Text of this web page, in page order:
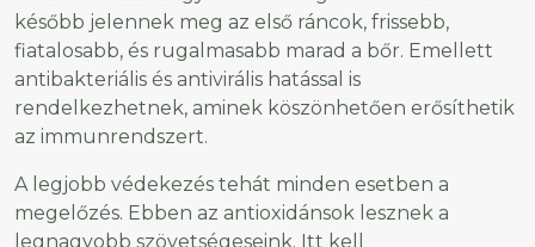
később jelennek meg az első ráncok, frissebb,
fiatalosabb, és rugalmasabb marad a bőr. Emellett
antibakteriális és antivirális hatással is
rendelkezhetnek, aminek köszönhetően erősíthetik
az immunrendszert.
A legjobb védekezés tehát minden esetben a
megelőzés. Ebben az antioxidánsok lesznek a
legnagyobb szövetségeseink. Itt kell